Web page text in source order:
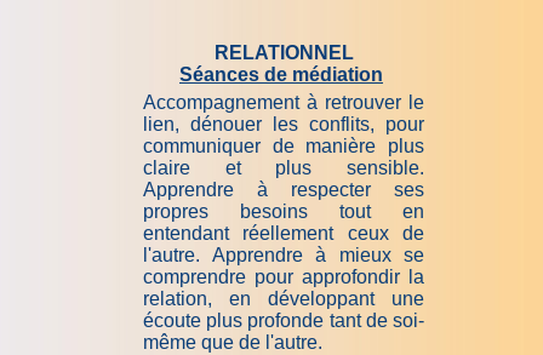
RELATIONNEL
Séances de médiation
Accompagnement à retrouver le
lien, dénouer les conflits, pour
communiquer de manière plus
claire et plus sensible.
Apprendre à respecter ses
propres besoins tout en
entendant réellement ceux de
l'autre. Apprendre à mieux se
comprendre pour approfondir la
relation, en développant une
écoute plus profonde tant de soi-
même que de l'autre.